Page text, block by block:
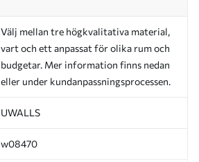
Välj mellan tre högkvalitativa material,
vart och ett anpassat för olika rum och
budgetar. Mer information finns nedan
eller under kundanpassningsprocessen.
UWALLS
w08470